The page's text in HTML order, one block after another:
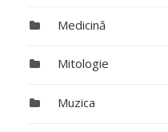
Medicină
Mitologie
Muzica